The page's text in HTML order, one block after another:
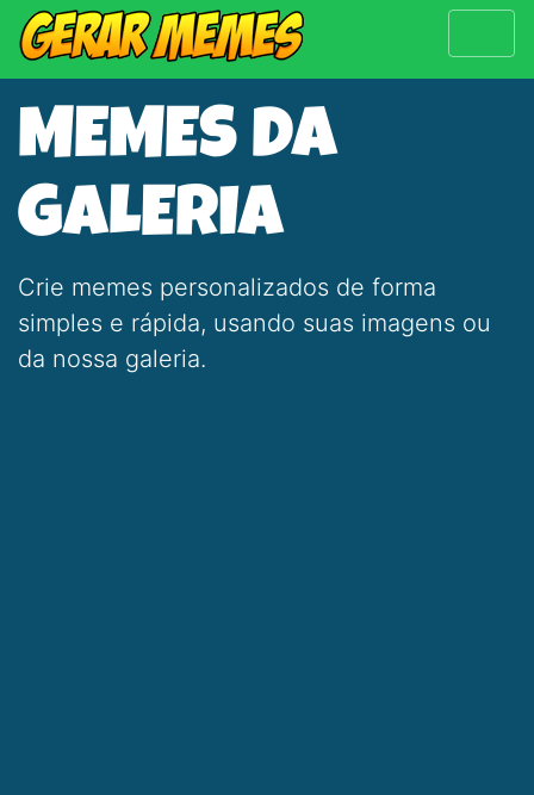
MEMES DA
GALERIA
Crie memes personalizados de forma
simples e rápida, usando suas imagens ou
da nossa galeria.